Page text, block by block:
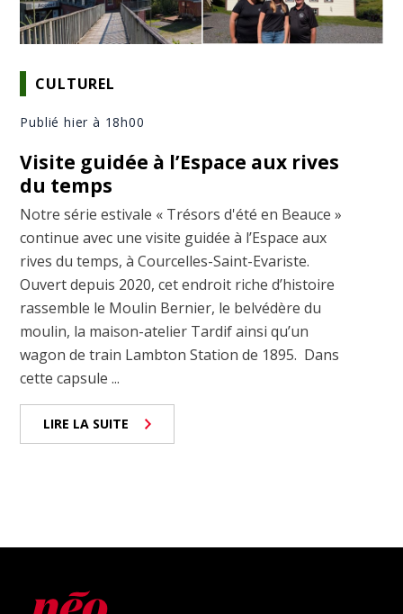
CULTUREL
Publié hier à 18h00
Visite guidée à l’Espace aux rives
du temps
Notre série estivale « Trésors d'été en Beauce »
continue avec une visite guidée à l’Espace aux
rives du temps, à Courcelles-Saint-Evariste.
Ouvert depuis 2020, cet endroit riche d’histoire
rassemble le Moulin Bernier, le belvédère du
moulin, la maison-atelier Tardif ainsi qu’un
wagon de train Lambton Station de 1895. Dans
cette capsule ...
LIRE LA SUITE